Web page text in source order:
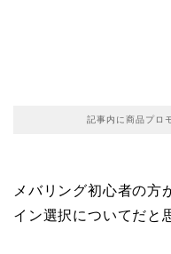
記事内に商品プロ
メバリング初心者の方
イン選択についてだと